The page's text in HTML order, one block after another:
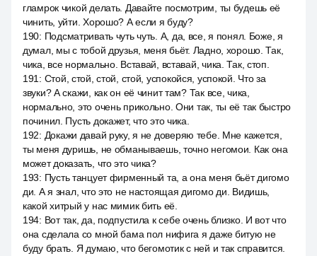
гламрок чикой делать. Давайте посмотрим, ты будешь её
чинить, уйти. Хорошо? А если я буду?
190: Подсматривать чуть чуть. А, да, все, я понял. Боже, я
думал, мы с тобой друзья, меня бьёт. Ладно, хорошо. Так,
чика, все нормально. Вставай, вставай, чика. Так, стоп.
191 : Стой, стой, стой, стой, успокойся, успокой. Что за
звуки? А скажи, как он её чинит там? Так все, чика,
нормально, это очень прикольно. Они так, ты её так быстро
починил. Пусть докажет, что это чика.
192: Докажи давай руку, я не доверяю тебе. Мне кажется,
ты меня дуришь, не обманываешь, точно негомои. Как она
может доказать, что это чика?
193: Пусть танцует фирменный та, а она меня бьёт дигомо
ди. А я знал, что это не настоящая дигомо ди. Видишь,
какой хитрый у нас мимик бить её.
194: Вот так, да, подпустила к себе очень близко. И вот что
она сделала со мной бама пол нифига я даже битую не
буду брать. Я думаю, что бегомотик с ней и так справится.